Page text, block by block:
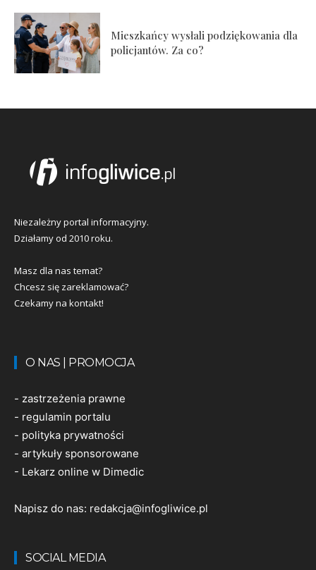
Mieszkańcy wysłali podziękowania dla
policjantów. Za co?
Niezależny portal informacyjny.
Działamy od 2010 roku.
Masz dla nas temat?
Chcesz się zareklamować?
Czekamy na kontakt!
O NAS | PROMOCJA
- zastrzeżenia prawne
- regulamin portalu
- polityka prywatności
- artykuły sponsorowane
- Lekarz online w Dimedic
Napisz do nas: redakcja@infogliwice.pl
SOCIAL MEDIA